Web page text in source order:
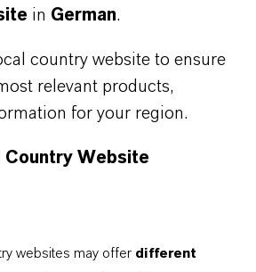
DIESES THEMA
in German.
country website to ensure
relevant products,
for your region.
Country Website
websites may offer different